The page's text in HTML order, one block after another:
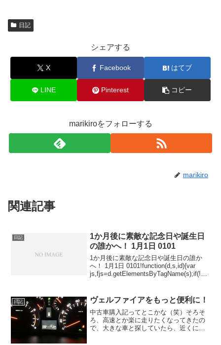
日記
シェアする
X Facebook はてブ
LINE Pinterest コピー
marikiroをフォローする
marikiro
関連記事
日記
1か月後に素敵な記念日や誕生日
の誰かへ！ 1月1日 0101
1か月後に素敵な記念日や誕生日の誰か
へ！ 1月1日 0101!function(d,s,id){var
js,fjs=d.getElementsByTagName(s);if(!d.g
日記 ヴェルファイアをもっと便利に！
中古車購入記ってとこかな（笑）そろそ
ろ、高速とか楽に走りたくなってきたの
で、大きな車と探していたら、近くに程